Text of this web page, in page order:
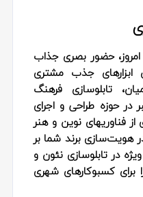
امروز، حضور بصری جذاب
ابزارهای جذب مشتری
تابلوسازی فرهنگ
در حوزه طراحی و اجرای
از فناوریهای نوین و هنر
هویت‌سازی برند شما بر
در تابلوسازی نئون و
برای کسبوکارهای شهری